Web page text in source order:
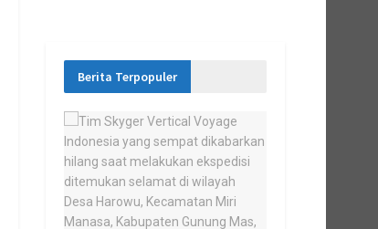
Berita Terpopuler